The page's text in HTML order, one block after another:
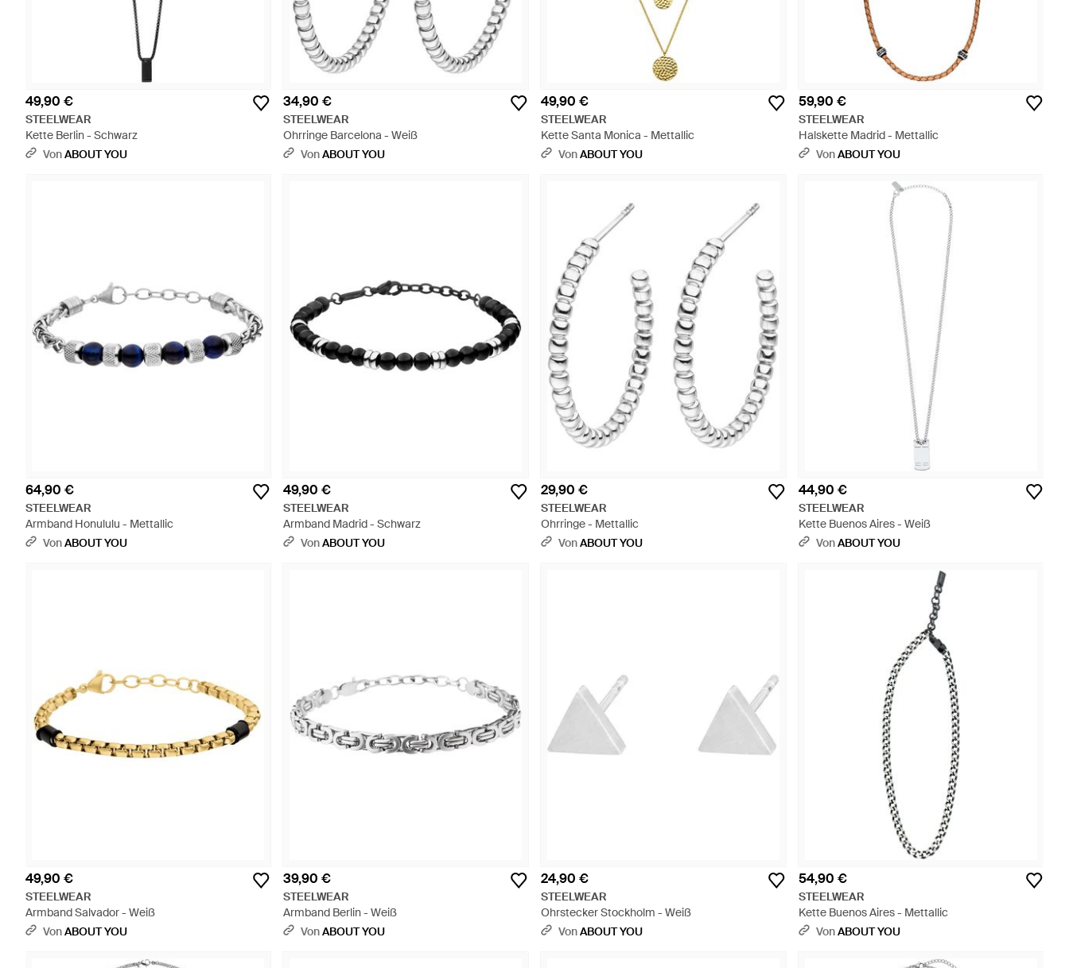
49,90 €
STEELWEAR
Kette Berlin - Schwarz
VonABOUT YOU
34,90 €
STEELWEAR
Ohrringe Barcelona - Weiß
VonABOUT YOU
49,90 €
STEELWEAR
Kette Santa Monica - Mettallic
VonABOUT YOU
59,90 €
STEELWEAR
Halskette Madrid - Mettallic
VonABOUT YOU
64,90 €
STEELWEAR
Armband Honululu - Mettallic
VonABOUT YOU
49,90 €
STEELWEAR
Armband Madrid - Schwarz
VonABOUT YOU
29,90 €
STEELWEAR
Ohrringe - Mettallic
VonABOUT YOU
44,90 €
STEELWEAR
Kette Buenos Aires - Weiß
VonABOUT YOU
49,90 €
STEELWEAR
Armband Salvador - Weiß
VonABOUT YOU
39,90 €
STEELWEAR
Armband Berlin - Weiß
VonABOUT YOU
24,90 €
STEELWEAR
Ohrstecker Stockholm - Weiß
VonABOUT YOU
54,90 €
STEELWEAR
Kette Buenos Aires - Mettallic
VonABOUT YOU